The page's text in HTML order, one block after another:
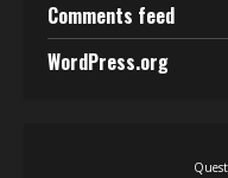
Comments feed
WordPress.org